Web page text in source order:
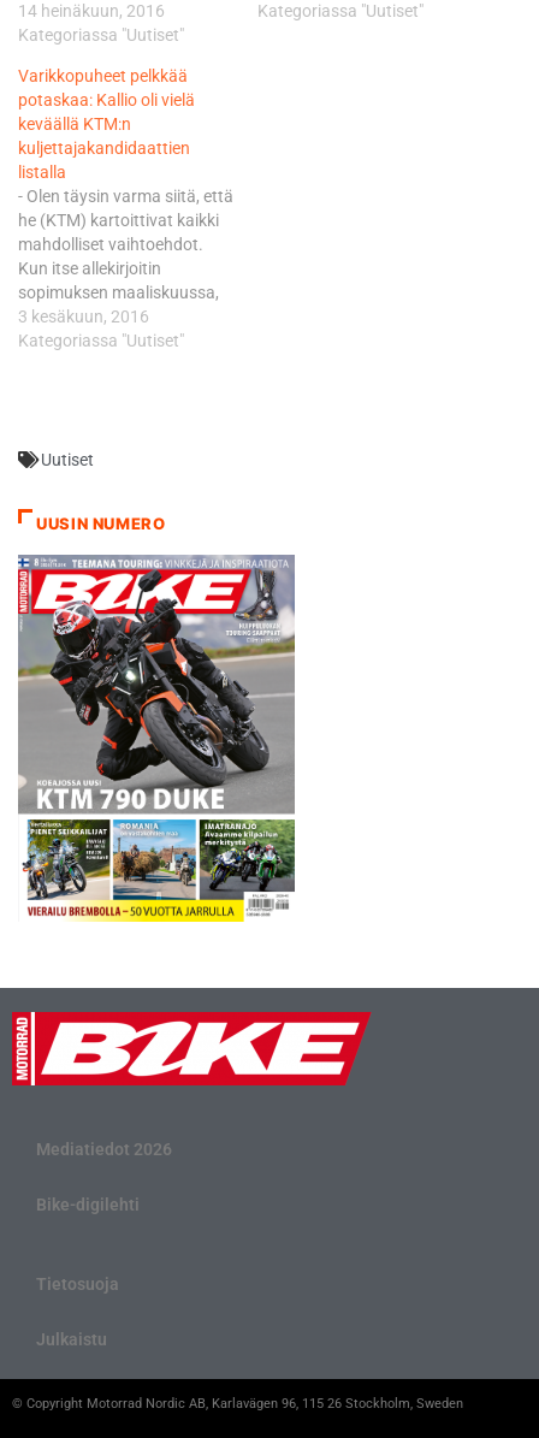
Sachsenringin radalla
käynnistyvän Saksan GP:n
tähyilleen Zarcon sopimus
kattaa hänen
maanmiehensä Herve
Poncharalin johtaman Tech
3-tiimin kanssa kauden
2017. Lisäksi sopimuksessa
on optio vuodesta 2018.
Zarco saa Yamahan
satelliittitiimissä rinnalleen
toisen kuninkuusluokan
tulokkaan ja…
14 heinäkuun, 2016
Kategoriassa "Uutiset"
mahdollisuuden. Nyt
Kategoriassa "Uutiset"
Varikkopuheet pelkkää
potaskaa: Kallio oli vielä
keväällä KTM:n
kuljettajakandidaattien
listalla
- Olen täysin varma siitä, että
he (KTM) kartoittivat kaikki
mahdolliset vaihtoehdot.
Kun itse allekirjoitin
sopimuksen maaliskuussa,
niin silloin ei ollut puhetta
vielä muista kisakuljettajista.
kantaa jatkossakin
päätestivastuun. - Lopulta
kandidaattien nimilista
kaventui kolmeen tai neljään.
Voin…
3 kesäkuun, 2016
Kategoriassa "Uutiset"
Uutiset
UUSIN NUMERO
Mediatiedot 2026
Bike-digilehti
Tietosuoja
Julkaistu
© Copyright Motorrad Nordic AB, Karlavägen 96, 115 26 Stockholm, Sweden